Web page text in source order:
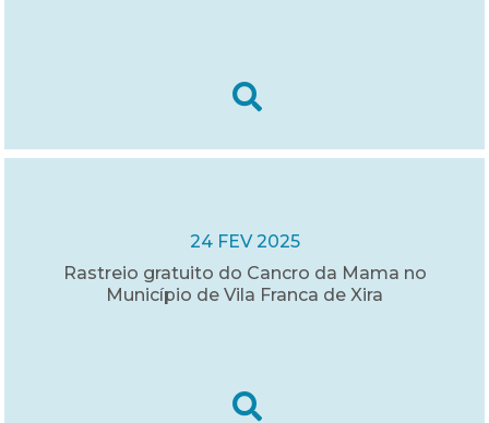
24 FEV 2025
Rastreio gratuito do Cancro da Mama no
Município de Vila Franca de Xira